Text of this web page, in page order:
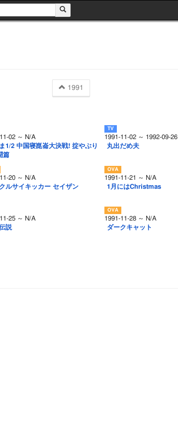
1991
02 ～ N/A
1/2 中国寝崑崙大決戦! 掟やぶり
篇
1991-11-02 ～ 1992-09-26
丸出だめ夫
20 ～ N/A
ルサイキッカー セイザン
1991-11-21 ～ N/A
1月にはChristmas
25 ～ N/A
説
1991-11-28 ～ N/A
ダークキャット